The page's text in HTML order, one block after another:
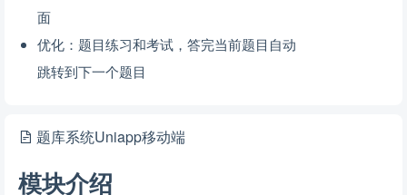
面
优化：题目练习和考试，答完当前题目自动
跳转到下一个题目
题库系统Uniapp移动端
模块介绍